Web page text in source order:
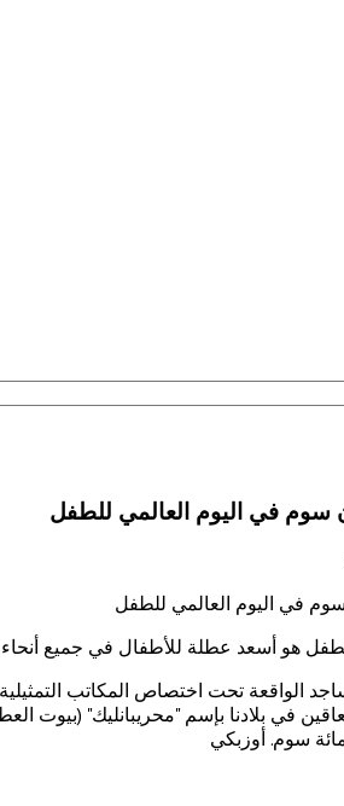
الواقعة تحت اختصاص المكاتب
سوم. أوزبكي